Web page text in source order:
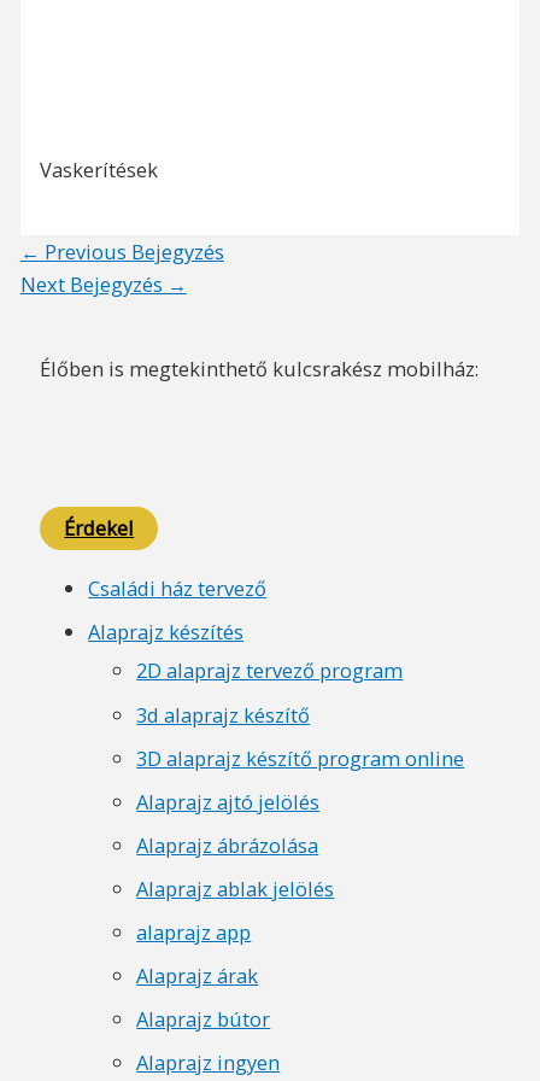
Vaskerítések
Post
navigation
← Previous Bejegyzés
Next Bejegyzés →
Élőben is megtekinthető kulcsrakész mobilház:
Érdekel
Családi ház tervező
Alaprajz készítés
2D alaprajz tervező program
3d alaprajz készítő
3D alaprajz készítő program online
Alaprajz ajtó jelölés
Alaprajz ábrázolása
Alaprajz ablak jelölés
alaprajz app
Alaprajz árak
Alaprajz bútor
Alaprajz ingyen